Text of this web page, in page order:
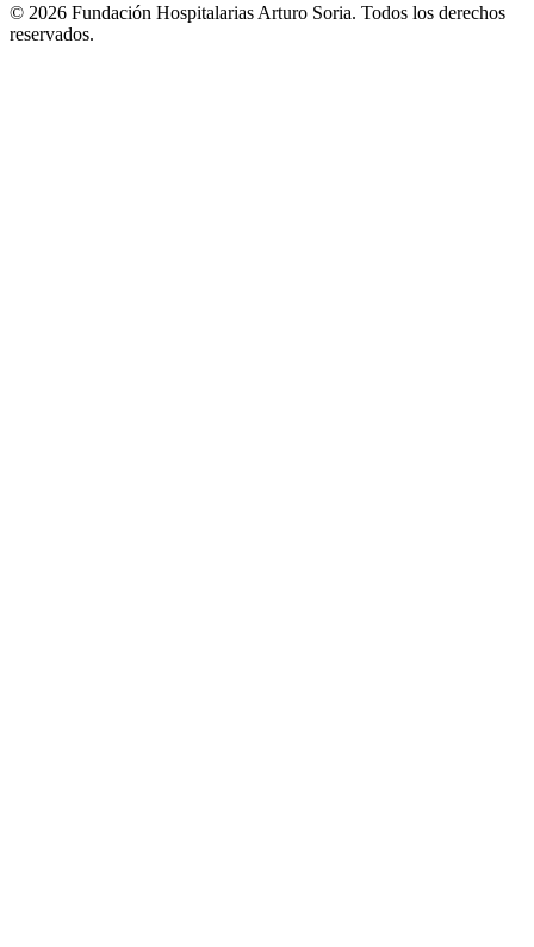
© 2026 Fundación Hospitalarias Arturo Soria. Todos los derechos
reservados.